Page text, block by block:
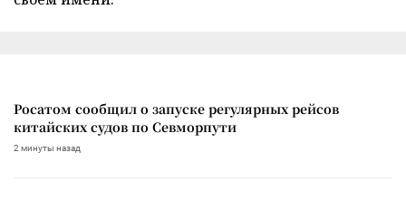
Росатом сообщил о запуске регулярных рейсов
китайских судов по Севморпути
2 минуты назад